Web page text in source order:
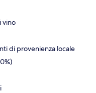
vino
di provenienza locale